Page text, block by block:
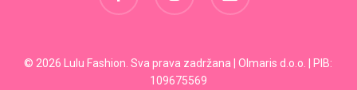
© 2026 Lulu Fashion. Sva prava zadržana | Olmaris d.o.o. | PIB:
109675569